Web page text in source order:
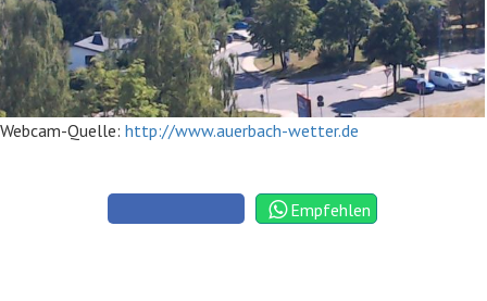
Webcam-Quelle: http://www.auerbach-wetter.de
Empfehlen